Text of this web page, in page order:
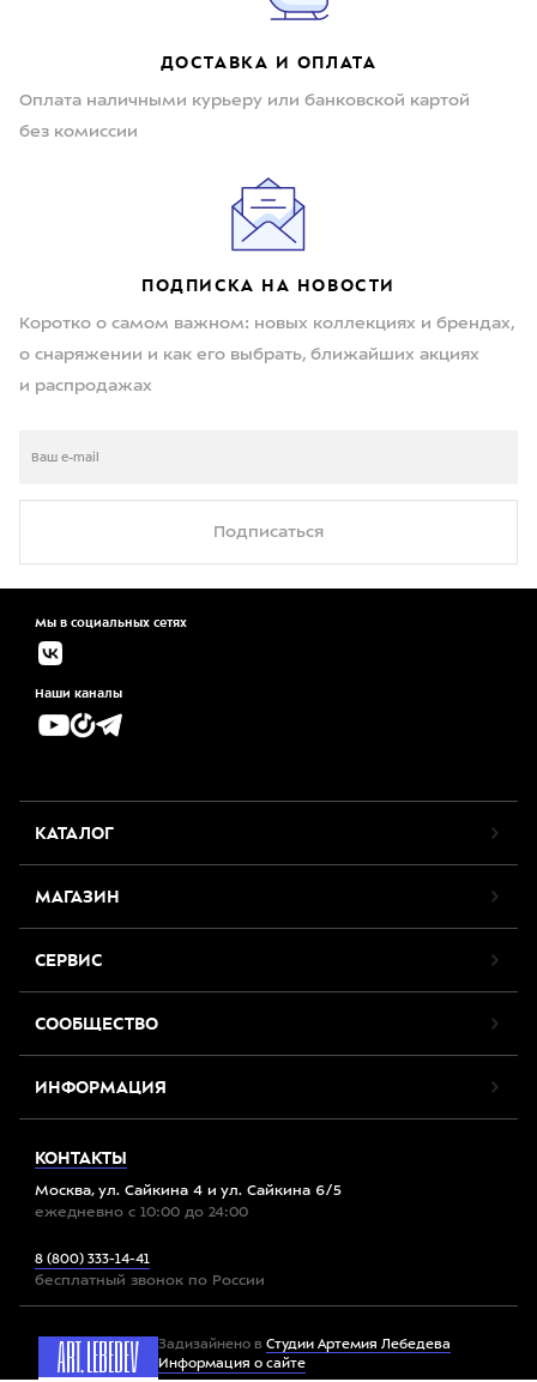
ДОСТАВКА И ОПЛАТА
Оплата наличными курьеру или банковской картой
без комиссии
ПОДПИСКА НА НОВОСТИ
Коротко о самом важном: новых коллекциях и брендах,
о снаряжении и как его выбрать, ближайших акциях
и распродажах
Подписаться
Мы в социальных сетях
Наши каналы
КАТАЛОГ
МАГАЗИН
СЕРВИС
СООБЩЕСТВО
ИНФОРМАЦИЯ
КОНТАКТЫ
Москва, ул. Сайкина 4 и ул. Сайкина 6/5
ежедневно с 10:00 до 24:00
8 (800) 333-14-41
бесплатный звонок по России
Задизайнено в Студии Артемия Лебедева
Информация о сайте